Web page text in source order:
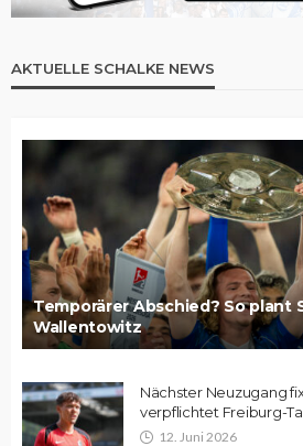
AKTUELLE SCHALKE NEWS
Temporärer Abschied? So plant
Wallentowitz
Nächster Neuzugang
verpflichtet Freiburg-
12. Juni 2026